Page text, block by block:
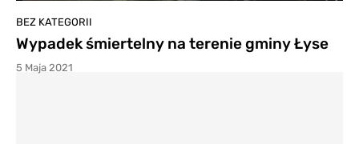
BEZ KATEGORII
Wypadek śmiertelny na terenie gminy Łyse
5 Maja 2021